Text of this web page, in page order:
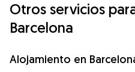
Otros servicios
Barcelona
Alojamiento en